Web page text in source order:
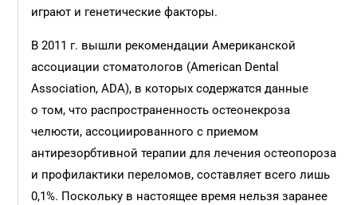
играют и генетические факторы.
В 2011 г. вышли рекомендации Американской
ассоциации стоматологов (American Dental
Association, ADA), в которых содержатся данные
о том, что распространенность остеонекроза
челюсти, ассоциированного с приемом
антирезорбтивной терапии для лечения остеопороза
и профилактики переломов, составляет всего лишь
0,1%. Поскольку в настоящее время нельзя заранее